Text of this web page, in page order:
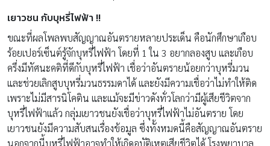
เยาวชน กับบุหรี่ไฟฟ้า !!
ขณะที่ผลโพลพบสัญญาณอันตรายหลายประเด็น คือนักศึกษาเกือบ
ร้อยเปอร์เซ็นต์รู้จักบุหรี่ไฟฟ้า โดยที่ 1 ใน 3 อยากลองสูบ และเกือบ
ครึ่งมีทัศนะคติที่ดีกับบุหรี่ไฟฟ้า เชื่อว่าอันตรายน้อยกว่าบุหรี่มวน
และช่วยเลิกสูบบุหรี่มวนธรรมดาได้ และยังมีความเชื่อว่าไม่ทำให้ติด
เพราะไม่มีสารนิโคติน และแม้จะมีข่าวดังทั่วโลกว่ามีผู้เสียชีวิตจาก
บุหรี่ไฟฟ้าแล้ว กลุ่มเยาวชนยังเชื่อว่าบุหรี่ไฟฟ้าไม่อันตราย โดย
เยาวชนยังมีความสับสนเรื่องข้อมูล ซึ่งทั้งหมดนี้คือสัญญาณอันตราย
นอกจากนี้บุหรี่ไฟฟ้าอาจทำให้เกิดอุบัติเหตุเสียชีวิตได้ โรงพยาบาล